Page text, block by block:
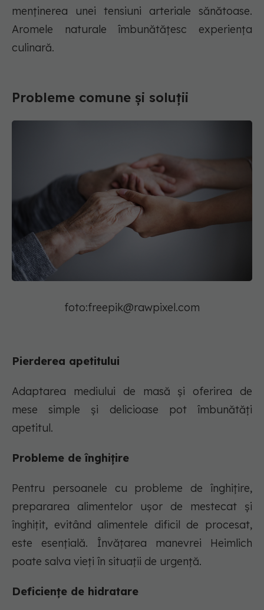
menținerea unei tensiuni arteriale sănătoase.
Aromele naturale îmbunătățesc experiența
culinară.
Probleme comune și soluții
foto:freepik@rawpixel.com
Pierderea apetitului
Adaptarea mediului de masă și oferirea de
mese simple și delicioase pot îmbunătăți
apetitul.
Probleme de înghițire
Pentru persoanele cu probleme de înghițire,
prepararea alimentelor ușor de mestecat și
înghițit, evitând alimentele dificil de procesat,
este esențială. Învățarea manevrei Heimlich
poate salva vieți în situații de urgență.
Deficiențe de hidratare